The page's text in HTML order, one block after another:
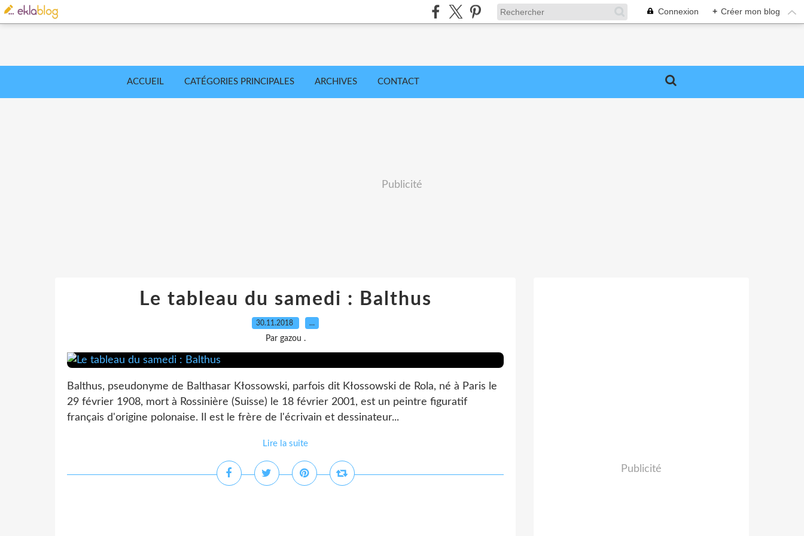
Connexion + Créer mon blog
ACCUEIL CATÉGORIES PRINCIPALES ARCHIVES CONTACT
Publicité
Le tableau du samedi : Balthus
30.11.2018 …
Par gazou .
Balthus, pseudonyme de Balthasar Kłossowski, parfois dit Kłossowski de Rola, né à Paris le
29 février 1908, mort à Rossinière (Suisse) le 18 février 2001, est un peintre figuratif
français d'origine polonaise. Il est le frère de l'écrivain et dessinateur...
Lire la suite
Publicité